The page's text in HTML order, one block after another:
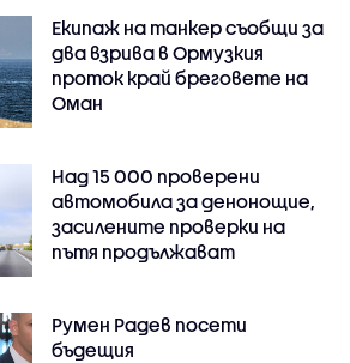
Екипаж на танкер съобщи за
два взрива в Ормузкия
проток край бреговете на
Оман
Над 15 000 проверени
автомобила за денонощие,
засилените проверки на
пътя продължават
Румен Радев посети
бъдещия